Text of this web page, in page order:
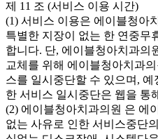
제 11 조 (서비스 이용 시간)
(1) 서비스 이용은 에이블청아
특별한 지장이 없는 한 연중무
합니다. 단, 에이블청아치과의
교체를 위해 에이블청아치과
스를 일시중단할 수 있으며,
한 서비스 일시중단은 웹을 통
(2) 에이블청아치과의원 은 에
없는 사유로 인한 서비스중단